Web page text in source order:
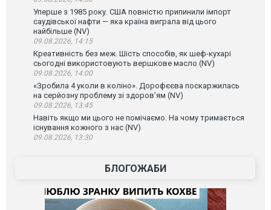
Уперше з 1985 року. США повністю припинили імпорт
саудівської нафти — яка країна виграла від цього
найбільше (NV)
09.08.2026, 14:15
Креативність без меж. Шість способів, як шеф-кухарі
сьогодні використовують вершкове масло (NV)
09.08.2026, 14:00
«Зробила 4 уколи в коліно». Дорофєєва поскаржилась
на серйозну проблему зі здоров’ям (NV)
09.08.2026, 13:45
Навіть якщо ми цього не помічаємо. На чому тримається
існування кожного з нас (NV)
09.08.2026, 13:30
БЛОГОЖАБИ